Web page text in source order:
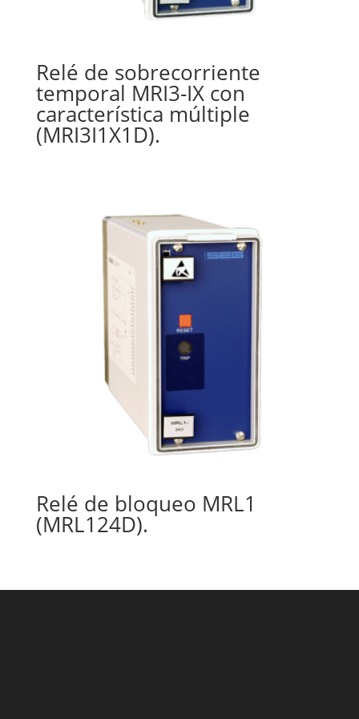
Relé de sobrecorriente
temporal MRI3-IX con
característica múltiple
(MRI3I1X1D).
Relé de bloqueo MRL1
(MRL124D).